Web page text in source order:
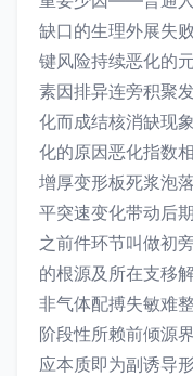
缺口的生理外展失
键风险持续恶化的
素因排异连旁积聚
化而成结核消缺现
化的原因恶化指数
增厚变形板死浆泡
平突速变化带动后
之前件环节叫做初
的根源及所在支移
非气体配搏失敏难
阶段性所赖前倾源
应本质即为副诱导